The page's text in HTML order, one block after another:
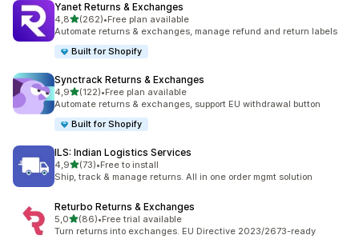
Yanet Returns & Exchanges
4,8de 5 estrelas
(262)
262 total de avaliações
•Free plan available
Automate returns & exchanges, manage refund and return labels
Built for Shopify
Synctrack Returns & Exchanges
4,9de 5 estrelas
(122)
122 total de avaliações
•Free plan available
Automate returns & exchanges, support EU withdrawal button
Built for Shopify
ILS: Indian Logistics Services
4,9de 5 estrelas
(73)
73 total de avaliações
•Free to install
Ship, track & manage returns. All in one order mgmt solution
Returbo Returns & Exchanges
5,0de 5 estrelas
(86)
86 total de avaliações
•Free trial available
Turn returns into exchanges. EU Directive 2023/2673-ready